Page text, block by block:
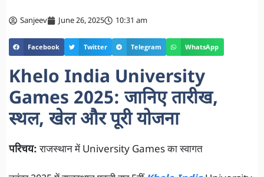
Sanjeev June 26, 2025 10:31 am
Facebook Twitter Telegram WhatsApp
Khelo India University
Games 2025: जानिए तारीख,
स्थल, खेल और पूरी योजना
परिचय:राजस्थान में University Games का स्वागत